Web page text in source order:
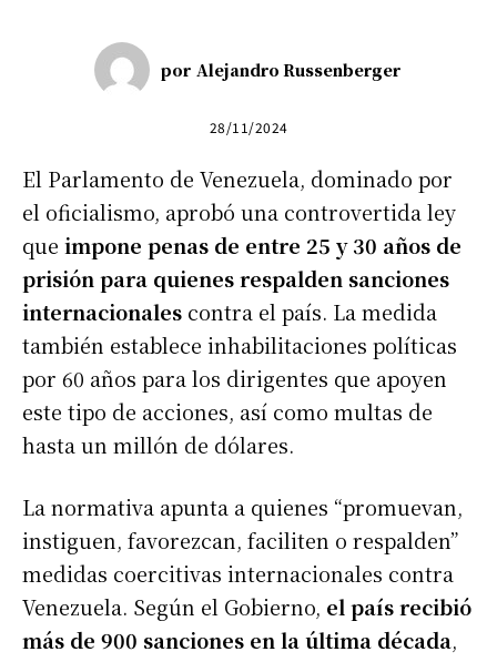
por Alejandro Russenberger
28/11/2024
El Parlamento de Venezuela, dominado por
el oficialismo, aprobó una controvertida ley
que impone penas de entre 25 y 30 años de
prisión para quienes respalden sanciones
internacionales contra el país. La medida
también establece inhabilitaciones políticas
por 60 años para los dirigentes que apoyen
este tipo de acciones, así como multas de
hasta un millón de dólares.
La normativa apunta a quienes “promuevan,
instiguen, favorezcan, faciliten o respalden”
medidas coercitivas internacionales contra
Venezuela. Según el Gobierno, el país recibió
más de 900 sanciones en la última década,